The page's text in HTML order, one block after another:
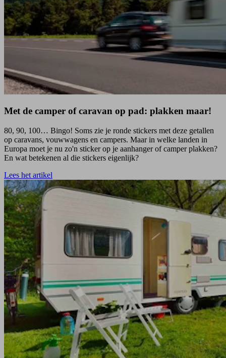
Met de camper of caravan op pad: plakken maar!
80, 90, 100… Bingo! Soms zie je ronde stickers met deze getallen
op caravans, vouwwagens en campers. Maar in welke landen in
Europa moet je nu zo'n sticker op je aanhanger of camper plakken?
En wat betekenen al die stickers eigenlijk?
Lees het artikel